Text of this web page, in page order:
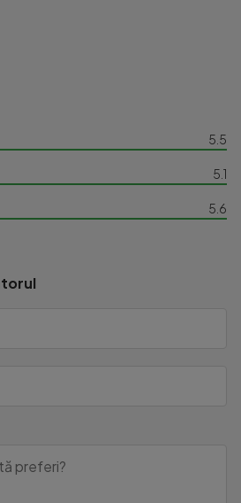
5.5
5.1
5.6